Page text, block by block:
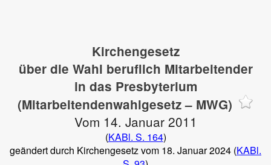
Kirchengesetz
über die Wahl beruflich Mitarbeitender
in das Presbyterium
(Mitarbeitendenwahlgesetz – MWG)
Vom 14. Januar 2011
(KABl. S. 164)
geändert durch Kirchengesetz vom 18. Januar 2024 (KABl.